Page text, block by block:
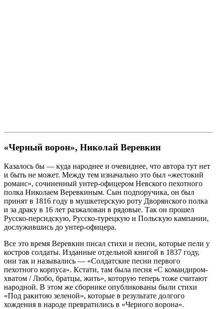
«Черный ворон», Николай Веревкин
Казалось бы — куда народнее и очевиднее, что автора тут нет
и быть не может. Между тем изначально это был «жестокий
романс», сочиненный унтер-офицером Невского пехотного
полка Николаем Веревкиным. Сын подпоручика, он был
принят в 1816 году в мушкетерскую роту Дворянского полка
и за драку в 16 лет разжалован в рядовые. Так он прошел
Русско-персидскую, Русско-турецкую и Польскую кампании,
дослужившись до унтер-офицера.
Все это время Веревкин писал стихи и песни, которые пели у
костров солдаты. Изданные отдельной книгой в 1837 году,
они так и назывались — «Солдатские песни первого
пехотного корпуса». Кстати, там была песня «С командиром-
хватом / Любо, братцы, жить», которую теперь тоже считают
народной. В этом же сборнике опубликованы были стихи
«Под ракитою зеленой», которые в результате долгого
хождения в народе превратились в «Черного ворона».